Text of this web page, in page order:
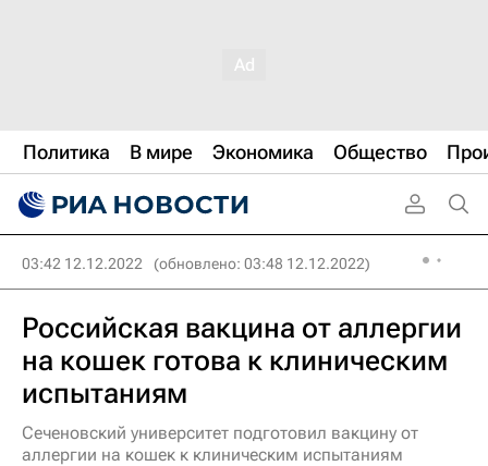
Политика В мире Экономика Общество
03:42 12.12.2022 (обновлено: 03:48 12.12.2022)
Российская вакцина от аллергии
на кошек готова к клиническим
испытаниям
Сеченовский университет подготовил вакцину от
аллергии на кошек к клиническим испытаниям